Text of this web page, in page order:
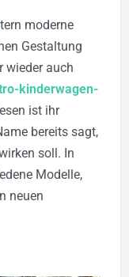
moderne
Gestaltung
wieder auch
kinderwagen-
ist ihr
bereits sagt,
soll. In
Modelle,
neuen